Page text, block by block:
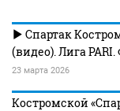
Спартак
(видео). Лига
23 марта 2026
Костромской